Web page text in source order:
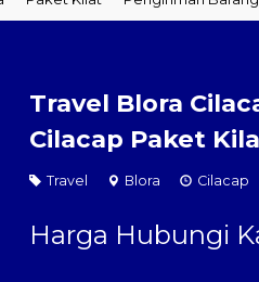
Travel Blora
Cilacap Paket
Travel Blora Cilacap
Harga Hubungi